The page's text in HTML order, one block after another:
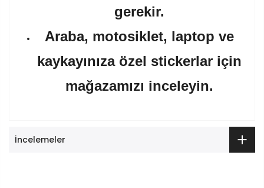
gerekir.
Araba, motosiklet, laptop ve
kaykayınıza özel stickerlar için
mağazamızı inceleyin.
İncelemeler